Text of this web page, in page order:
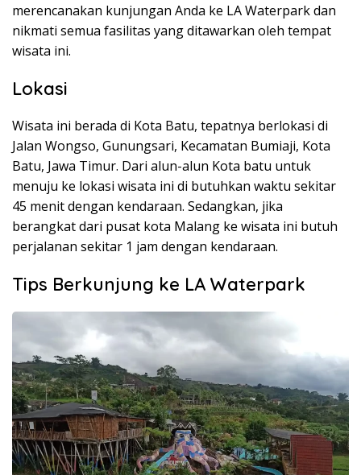
merencanakan kunjungan Anda ke LA Waterpark dan
nikmati semua fasilitas yang ditawarkan oleh tempat
wisata ini.
Lokasi
Wisata ini berada di Kota Batu, tepatnya berlokasi di
Jalan Wongso, Gunungsari, Kecamatan Bumiaji, Kota
Batu, Jawa Timur. Dari alun-alun Kota batu untuk
menuju ke lokasi wisata ini di butuhkan waktu sekitar
45 menit dengan kendaraan. Sedangkan, jika
berangkat dari pusat kota Malang ke wisata ini butuh
perjalanan sekitar 1 jam dengan kendaraan.
Tips Berkunjung ke LA Waterpark